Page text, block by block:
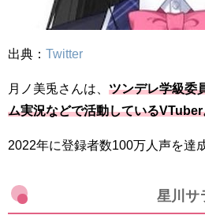
出典： Twitter
月ノ美兎さんは、 ツンデレ学級委
ム実況などで活動しているVTuber
2022年に登録者数100万人声を達
星川サ